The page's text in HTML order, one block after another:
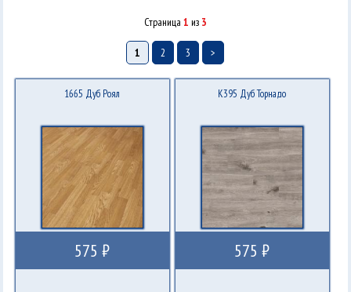
Страница 1 из 3
1 2 3 >
1665 Дуб Роял
575 ₽
K395 Дуб Торнадо
575 ₽